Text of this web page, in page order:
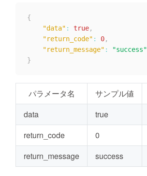
{
"data" : true,
"return_code" : 0,
"return_message" :
"success"
}
パラメータ名 サンプル値
data
true
return_code
0
return_message
success